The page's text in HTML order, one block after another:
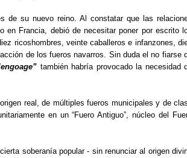
de su nuevo reino. Al constatar que las
en Francia, debió de necesitar poner por escrito
ricoshombres, veinte caballeros e infanzones,
de los fueros navarros. Sin duda el no fiarse
también habría provocado la necesidad
real, de múltiples fueros municipales y de
en un “Fuero Antiguo”, núcleo del
soberanía popular - sin renunciar al origen